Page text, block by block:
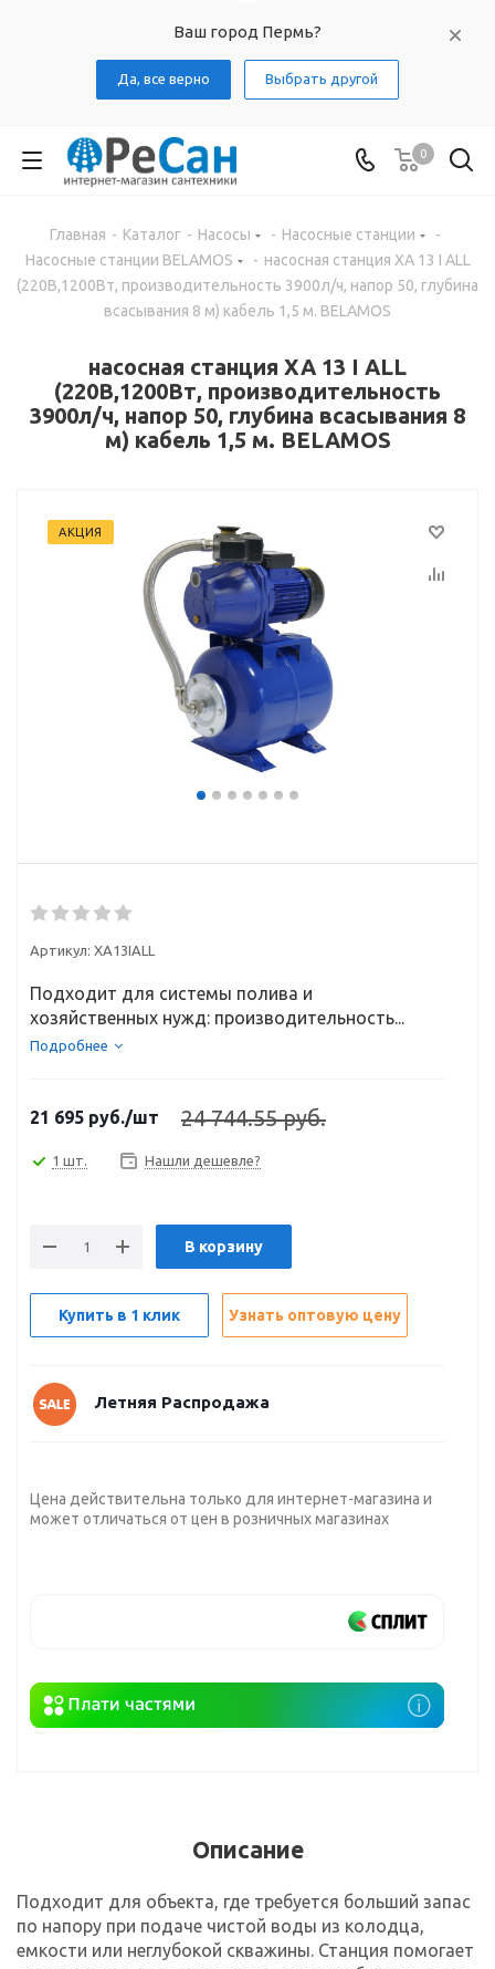
Ваш город Пермь?
Да, все верно Выбрать другой
0
Главная - Каталог - Насосы - Насосные станции
-
Насосные станции BELAMOS
- насосная станция XA 13 I ALL
(220В,1200Вт, производительность 3900л/ч, напор 50, глубина
всасывания 8 м) кабель 1,5 м. BELAMOS
насосная станция XA 13 I ALL
(220В,1200Вт, производительность
3900л/ч, напор 50, глубина всасывания 8
м) кабель 1,5 м. BELAMOS
АКЦИЯ
Артикул: XA13IALL
Подходит для системы полива и
хозяйственных нужд: производительность...
Подробнее
21 695 руб./шт 24 744.55 руб.
1 шт. Нашли дешевле?
В корзину
Купить в 1 клик Узнать оптовую цену
Летняя Распродажа
Цена действительна только для интернет-магазина и
может отличаться от цен в розничных магазинах
Описание
Подходит для объекта, где требуется больший запас
по напору при подаче чистой воды из колодца,
емкости или неглубокой скважины. Станция помогает